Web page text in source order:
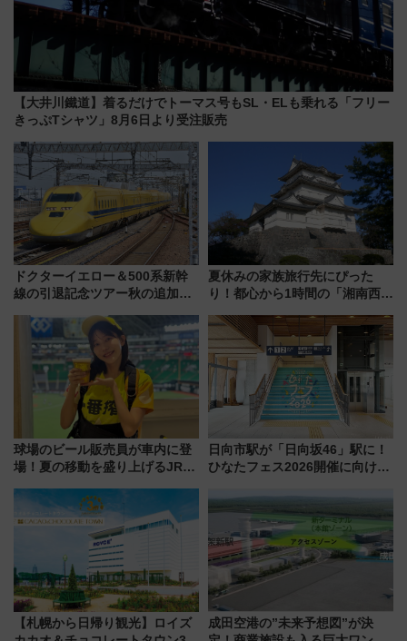
【大井川鐵道】着るだけでトーマス号もSL・ELも乗れる「フリー
きっぷTシャツ」8月6日より受注販売
ドクターイエロー＆500系新幹
線の引退記念ツアー秋の追加企
ホテル情報まとめ
夏休みの家族旅行先にぴった
り！都心から1時間の「湘南西エ
島とは異なる魅力を持つ今夏の
注目スポット
球場のビール販売員が車内に登
場！夏の移動を盛り上げるJR九
月7日限定 ソフトバンクホーク
スとコラボ
日向市駅が「日向坂46」駅に！
ひなたフェス2026開催に向けJR
全力応援 夜行列車「ドリーム
おひさま号」も走る
【札幌から日帰り観光】ロイズ
成田空港の”未来予想図”が決